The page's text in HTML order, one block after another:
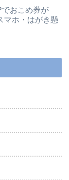
おこめ券が
マホ・はがき懸